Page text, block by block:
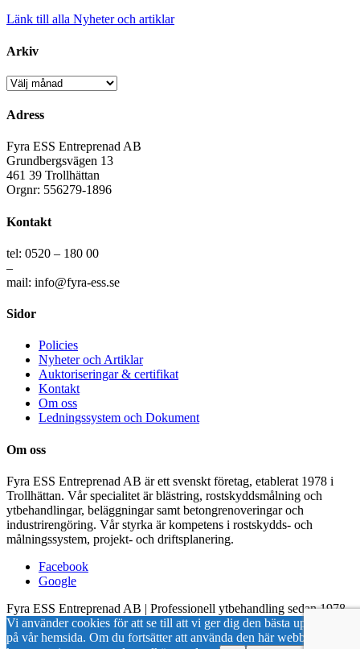
Länk till alla Nyheter och artiklar
Arkiv
Arkiv
Adress
Fyra ESS Entreprenad AB
Grundbergsvägen 13
461 39 Trollhättan
Orgnr: 556279-1896
Kontakt
tel: 0520 – 180 00
–
mail: info@fyra-ess.se
Sidor
Policies
Nyheter och Artiklar
Auktoriseringar & certifikat
Kontakt
Om oss
Ledningssystem och Dokument
Om oss
Fyra ESS Entreprenad AB är ett svenskt företag, etablerat 1978 i
Trollhättan. Vår specialitet är blästring, rostskyddsmålning och
ytbehandlingar, beläggningar samt betongrenoveringar och
industrirengöring. Vår styrka är kompetens i rostskydds- och
målningssystem, projekt- och driftsplanering.
Facebook
Google
Fyra ESS Entreprenad AB | Professionell ytbehandling sedan 1978
Vi använder cookies för att se till att vi ger dig den bästa upplevelsen
på vår hemsida. Om du fortsätter att använda den här webbplatsen